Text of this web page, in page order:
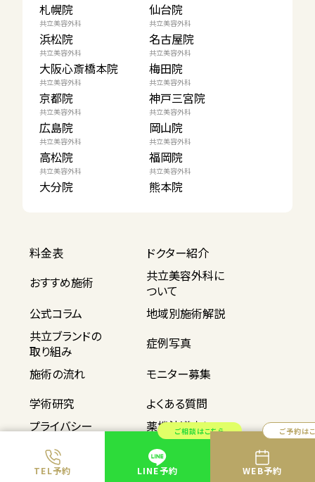
TEL予約
ご相談はこちら
LINE予約
ご予約は
WEB予約
札幌院 仙台院
共立美容外科
浜松院
共立美容外科
名古屋院
共立美容外科
大阪心斎橋本院
共立美容外科
梅田院
共立美容外科
京都院
共立美容外科
神戸三宮院
共立美容外科
広島院
共立美容外科
岡山院
共立美容外科
高松院
共立美容外科
福岡院
共立美容外科
大分院
共立美容外科
熊本院
料金表
ドクター紹介
おすすめ施術
共立美容外科に
ついて
公式コラム
地域別施術解説
共立ブランドの
取り組み
症例写真
施術の流れ
モニター募集
学術研究
よくある質問
プライバシー
薬機法遵守に
ついて
サイトマップ
採用情報